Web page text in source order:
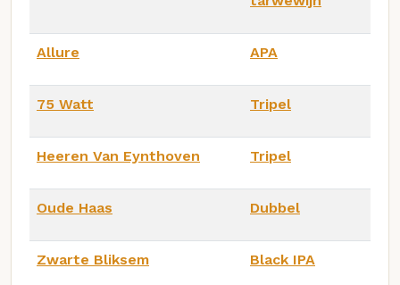
Allure APA
75 Watt Tripel
Heeren Van Eynthoven Tripel
Oude Haas Dubbel
Zwarte Bliksem Black IPA